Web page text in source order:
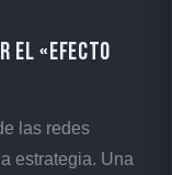
el «Efecto
las redes
estrategia. Una